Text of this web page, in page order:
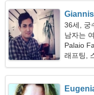
Giannis
36세, 궁
남자는
Palaio
래프팅,